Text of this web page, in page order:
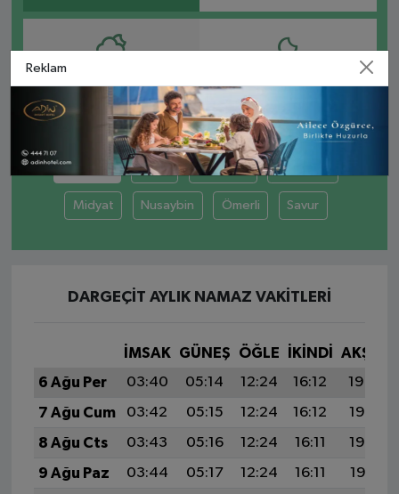
19:24
Dargeçit Derik Kızıltepe Mazıdağı
Midyat Nusaybin Ömerli Savur
DARGEÇIT AYLIK NAMAZ VAKITLERI
İMSAK GÜNEŞ ÖĞLE İKINDI
AKŞAM
6 Ağu Per
03:40 05:14 12:24 16:12
19:24
7 Ağu Cum
03:42 05:15 12:24 16:12
19:23
8 Ağu Cts
03:43 05:16 12:24 16:11
19:22
9 Ağu Paz
03:44 05:17 12:24 16:11
19:21
Reklam